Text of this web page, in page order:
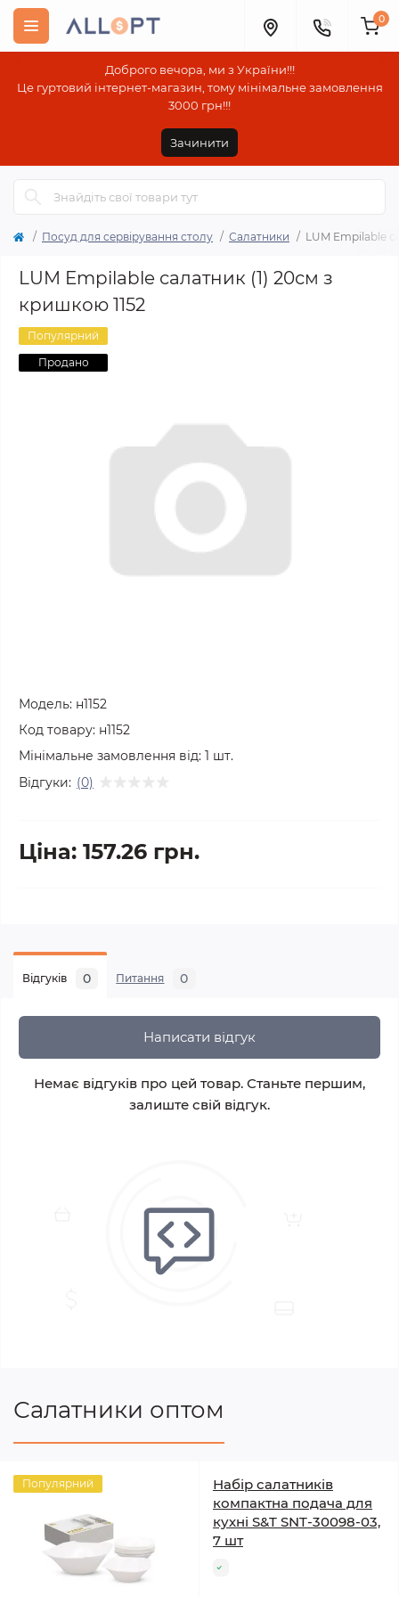
Доброго вечора, ми з України!!!
Це гуртовий інтернет-магазин, тому мінімальне замовлення
3000 грн!!!
Зачинити
0
Посуд для сервірування столу Салатники LUM Empilable
LUM Empilable салатник (1) 20см з
кришкою 1152
Популярний
Продано
Модель: н1152
Код товару: н1152
Мінімальне замовлення від: 1 шт.
Відгуки: (0)
Ціна: 157.26 грн.
Відгуків 0 Питання 0
Написати відгук
Немає відгуків про цей товар. Станьте першим,
залиште свій відгук.
Салатники оптом
Популярний
Набір салатників
компактна подача для
кухні S&T SNT-30098-03,
7 шт